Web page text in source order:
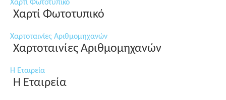
Χαρτί Φωτοτυπικό
Χαρτί Φωτοτυπικό
Χαρτοταινίες Αριθμομηχανών
Χαρτοταινίες Αριθμομηχανών
Η Εταιρεία
Η Εταιρεία